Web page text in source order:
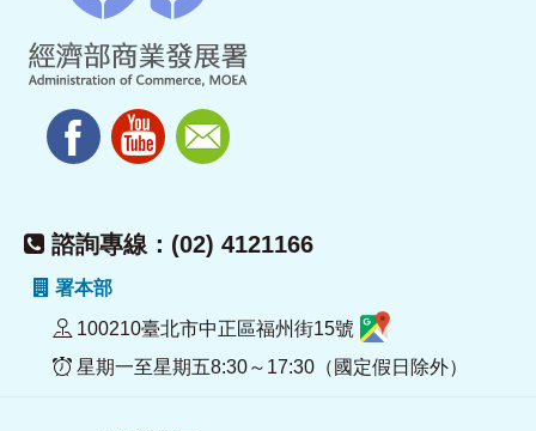
諮詢專線：(02) 4121166
署本部
100210臺北市中正區福州街15號
星期一至星期五8:30～17:30（國定假日除外）